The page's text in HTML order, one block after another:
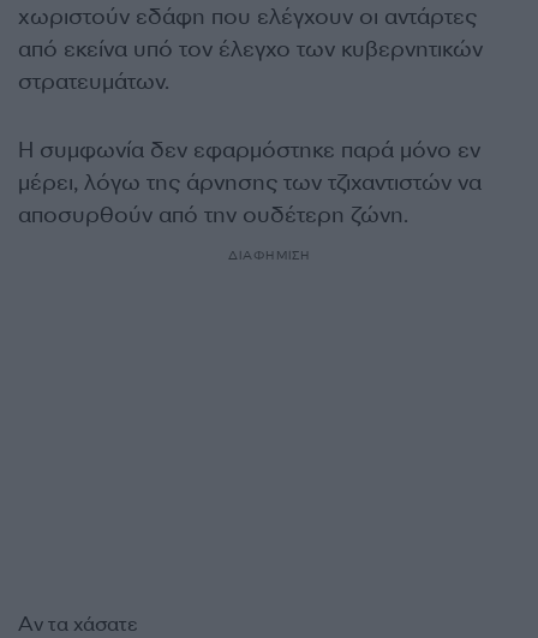
χωριστούν εδάφη που ελέγχουν οι αντάρτες
από εκείνα υπό τον έλεγχο των κυβερνητικών
στρατευμάτων.
Η συμφωνία δεν εφαρμόστηκε παρά μόνο εν
μέρει, λόγω της άρνησης των τζιχαντιστών να
αποσυρθούν από την ουδέτερη ζώνη.
ΔΙΑΦΗΜΙΣΗ
Αν τα χάσατε